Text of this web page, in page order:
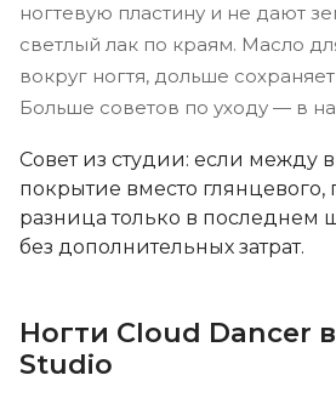
ногтевую пластину и не дают
светлый лак по краям. Масло
вокруг ногтя, дольше
Больше советов по уходу — в
Совет из студии: если между
покрытие вместо
разница только в последнем
без дополнительных затрат.
Ногти Cloud Dancer
Studio